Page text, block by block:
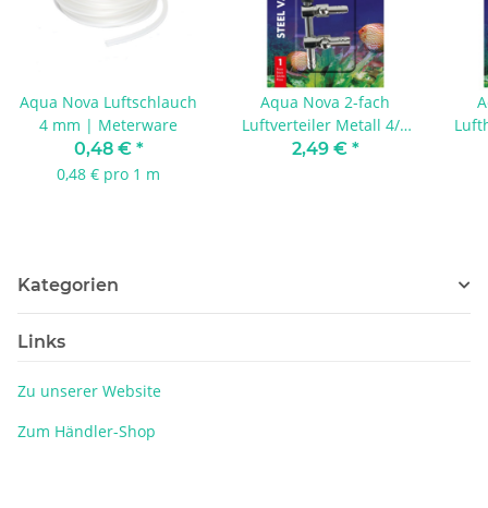
Aqua Nova Luftschlauch
4 mm | Meterware
0,48 € *
0,48 € pro 1 m
Aqua Nova 2-fach
Luftverteiler Metall 4/6
mm
2,49 € *
Kategorien
Links
Zu unserer Website
Zum Händler-Shop